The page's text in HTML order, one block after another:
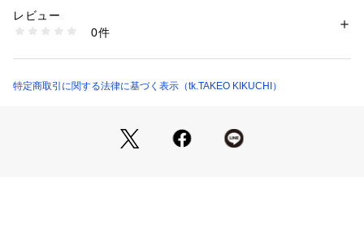
ベルトを切ってのサイズ調整が可能。
素材感
－ BRAND CONCEPT －
時代を超えて支持されるトラディショナルなアイテムをベース
商品番号：
979-01516 （ショップ）
レビュー
0件
特定商取引に関する法律に基づく表示（tk.TAKEO KIKUCHI）